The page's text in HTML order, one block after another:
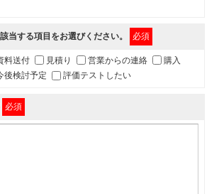
当する項目をお選びください。 必須
料送付 見積り 営業からの連絡
購入
後検討予定 評価テストしたい
必須